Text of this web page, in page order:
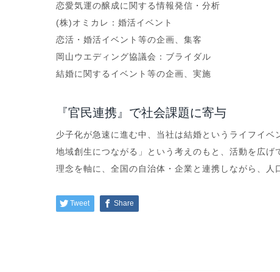
恋愛気運の醸成に関する情報発信・分析
(株)オミカレ：婚活イベント
恋活・婚活イベント等の企画、集客
岡山ウエディング協議会：ブライダル
結婚に関するイベント等の企画、実施
『官民連携』で社会課題に寄与
少子化が急速に進む中、当社は結婚というライフイ
地域創生につながる」という考えのもと、活動を広
理念を軸に、全国の自治体・企業と連携しながら、人
Tweet Share